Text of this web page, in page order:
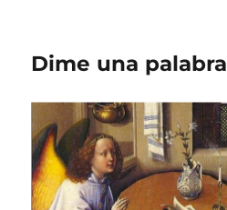
Dime una palabra